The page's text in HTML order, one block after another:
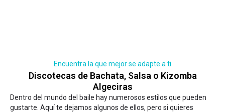
Encuentra la que mejor se adapte a ti
Discotecas de Bachata, Salsa o Kizomba
Algeciras
Dentro del mundo del baile hay numerosos estilos que pueden
gustarte. Aquí te dejamos algunos de ellos, pero si quieres